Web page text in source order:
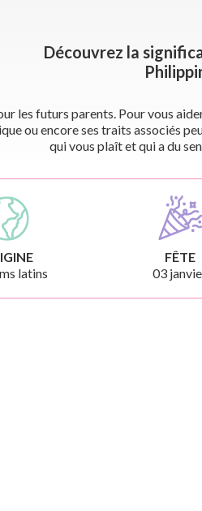
Découvrez la
les futurs parents. Pour vous
ou encore ses traits associés
qui vous plaît et qui a du
latins
FÊTE
03